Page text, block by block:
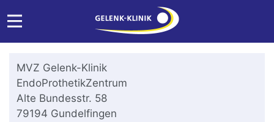
MVZ Gelenk-Klinik
EndoProthetikZentrum
Alte Bundesstr. 58
79194 Gundelfingen